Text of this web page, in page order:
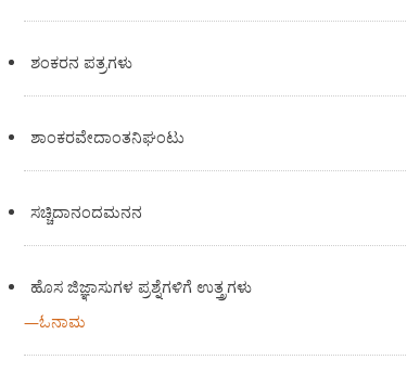
ಶಂಕರನ ಪತ್ರಗಳು
ಶಾಂಕರವೇದಾಂತನಿಘಂಟು
ಸಚ್ಚಿದಾನಂದಮನನ
ಹೊಸ ಜಿಜ್ಞಾಸುಗಳ ಪ್ರಶ್ನೆಗಳಿಗೆ ಉತ್ತ್ರಗಳು
—ಓನಾಮ